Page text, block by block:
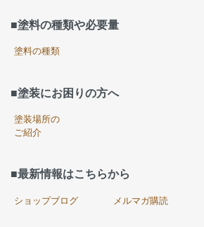
■塗料の種類や必要量
塗料の種類
■塗装にお困りの方へ
塗装場所の
ご紹介
■最新情報はこちらから
ショップブログ メルマガ購読